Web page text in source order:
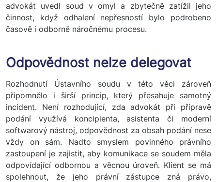
advokát uvedl soud v omyl a zbytečně zatížil jeho
činnost, když odhalení nepřesností bylo podrobeno
časově i odborně náročnému procesu.
Odpovědnost nelze delegovat
Rozhodnutí Ústavního soudu v této věci zároveň
připomnělo i širší princip, který přesahuje samotný
incident. Není rozhodující, zda advokát při přípravě
podání využívá koncipienta, asistenta či moderní
softwarový nástroj, odpovědnost za obsah podání nese
vždy on sám. Nadto smyslem povinného právního
zastoupení je zajistit, aby komunikace se soudem měla
odpovídající odbornou a věcnou úroveň. Klient se má
spolehnout, že jeho právní zástupce zná právo,